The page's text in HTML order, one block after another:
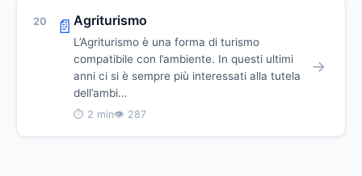
20 📄 Agriturismo
L’Agriturismo è una forma di turismo
compatibile con l’ambiente. In questi ultimi
anni ci si è sempre più interessati alla tutela
dell’ambi…
⏱ 2 min👁 287
→